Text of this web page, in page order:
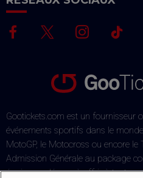
Gootickets.com est un fournisseur
événements sportifs dans le
MotoGP, le Motocross ou encore le
Admission Générale au package
équipe se dévoue à offrir à tout